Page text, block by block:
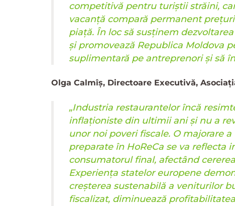
competitivă pentru turiștii străini,
vacanță compară permanent
piață. În loc să susținem
și promovează Republica Moldova
suplimentară pe antreprenori și să
Olga Calmîș, Directoare Executivă,
„Industria restaurantelor încă
inflaționiste din ultimii ani și nu a
unor noi poveri fiscale. O majorare
preparate în HoReCa se va
consumatorul final, afectând
Experiența statelor europene
creșterea sustenabilă a veniturilor
fiscalizat, diminuează